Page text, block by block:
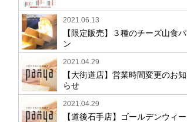
2021.06.13
【限定販売】３種のチーズ山食パ
ン
2021.04.29
【大街道店】営業時間変更のお知
らせ
2021.04.29
【道後石手店】ゴールデンウィー